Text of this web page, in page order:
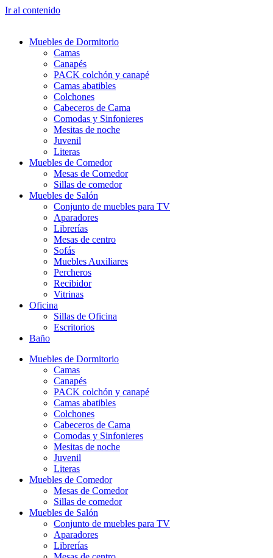
Ir al contenido
Muebles de Dormitorio
Camas
Canapés
PACK colchón y canapé
Camas abatibles
Colchones
Cabeceros de Cama
Comodas y Sinfonieres
Mesitas de noche
Juvenil
Literas
Muebles de Comedor
Mesas de Comedor
Sillas de comedor
Muebles de Salón
Conjunto de muebles para TV
Aparadores
Librerías
Mesas de centro
Sofás
Muebles Auxiliares
Percheros
Recibidor
Vitrinas
Oficina
Sillas de Oficina
Escritorios
Baño
Muebles de Dormitorio
Camas
Canapés
PACK colchón y canapé
Camas abatibles
Colchones
Cabeceros de Cama
Comodas y Sinfonieres
Mesitas de noche
Juvenil
Literas
Muebles de Comedor
Mesas de Comedor
Sillas de comedor
Muebles de Salón
Conjunto de muebles para TV
Aparadores
Librerías